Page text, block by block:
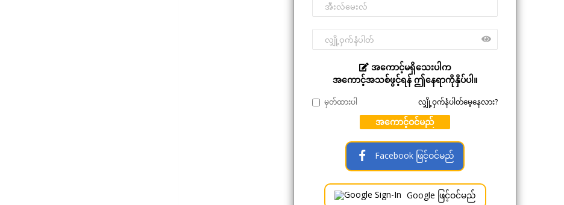
အကောင့်မရှိသေးပါက
အကောင့်အသစ်ဖွင့်ရန် ဤနေရာကိုနှိပ်ပါ။
မှတ်ထားပါ လျှို့ဝှက်နံပါတ်မေ့နေလား?
အကောင့်ဝင်မည်
Facebook ဖြင့်ဝင်မည်
Google ဖြင့်ဝင်မည်